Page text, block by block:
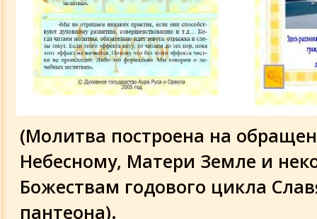
(Молитва построена на
Небесному, Матери Земле и
Божествам годового цикла
пантеона).